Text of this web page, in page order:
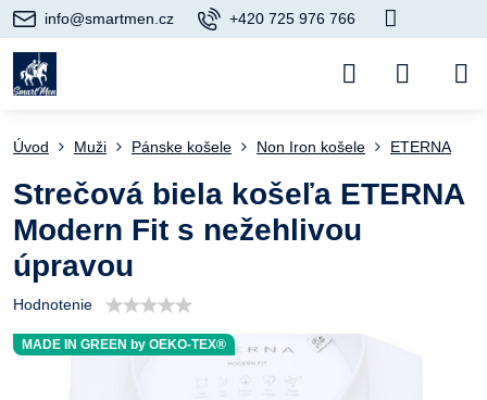
info@smartmen.cz +420 725 976 766
MADE IN GREEN by OEKO-TEX®
Úvod Muži Pánske košele Non Iron košele ETERNA
Strečová biela košeľa ETERNA
Modern Fit s nežehlivou
úpravou
Hodnotenie